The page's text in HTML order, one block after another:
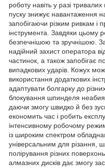
роботу навіть у разі
пуску знижує навантаження
запобігаючи різким ривкам і
інструмента. Завдяки цьому
безпечнішою та зручнішою.
надійний захист оператора
частинок, а також запобігає
випадкових ударів. Кожух
використання додаткових
адаптувати болгарку до
блокування шпинделя
даючи змогу швидко й без
економить час і робить
інтенсивному робочому
із широким спектром
універсальним для різання,
полірування різних
алмазних дисків дає змогу